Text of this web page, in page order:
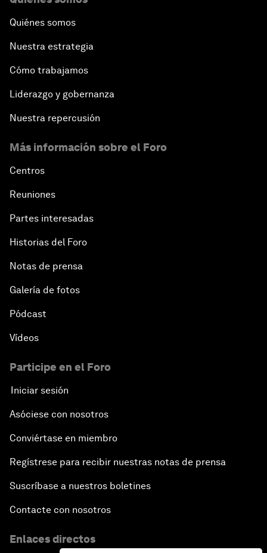
Quiénes somos
Nuestra estrategia
Cómo trabajamos
Liderazgo y gobernanza
Nuestra repercusión
Más información sobre el Foro
Centros
Reuniones
Partes interesadas
Historias del Foro
Notas de prensa
Galería de fotos
Pódcast
Vídeos
Participe en el Foro
Iniciar sesión
Asóciese con nosotros
Conviértase en miembro
Regístrese para recibir nuestras notas de prensa
Suscríbase a nuestros boletines
Contacte con nosotros
Enlaces directos